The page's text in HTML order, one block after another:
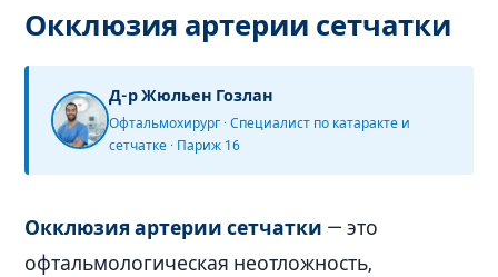
Окклюзия артерии сетчатки
Д-р Жюльен Гозлан
Офтальмохирург · Специалист по катаракте и
сетчатке · Париж 16
Окклюзия артерии сетчатки — это
офтальмологическая неотложность,